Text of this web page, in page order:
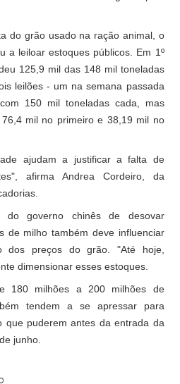
do grão usado na ração animal, o
a leiloar estoques públicos. Em 1º
125,9 mil das 148 mil toneladas
leilões - um na semana passada
150 mil toneladas cada, mas
mil no primeiro e 38,19 mil no
ajudam a justificar a falta de
afirma Andrea Cordeiro, da
do governo chinês de desovar
de milho também deve influenciar
dos preços do grão. "Até hoje,
dimensionar esses estoques.
180 milhões a 200 milhões de
tendem a se apressar para
que puderem antes da entrada da
junho.